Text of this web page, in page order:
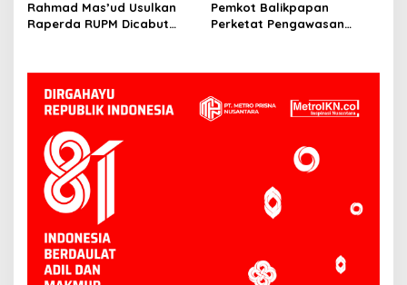
Rahmad Mas’ud Usulkan
Raperda RUPM Dicabut
Pemkot Balikpapan
Perketat Pengawasan
Dikelola Baik